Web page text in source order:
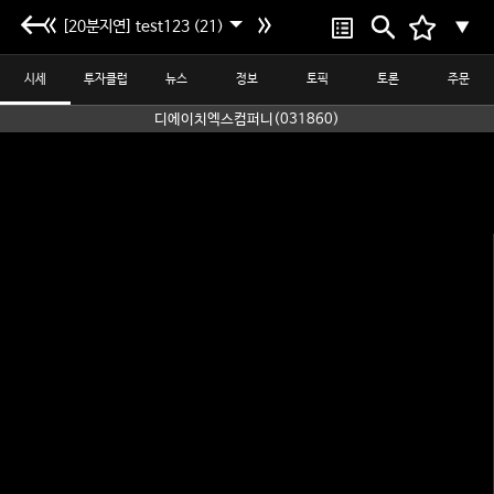
[20분지연] test123 (21) ▼
시세 투자클럽 뉴스 정보 토픽 토론 주문
디에이치엑스컴퍼니(031860)